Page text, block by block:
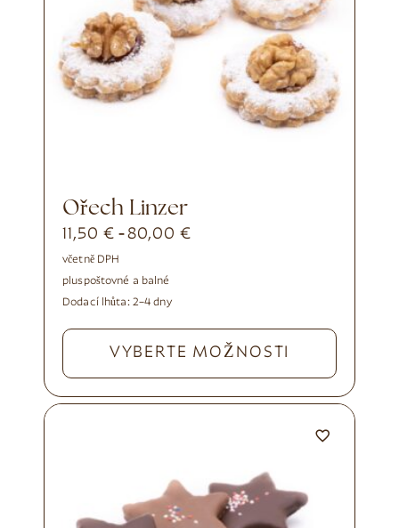
Ořech Linzer
11,50 € -80,00€
včetně DPH
pluspoštovné a balné
Dodací lhůta: 2–4 dny
VYBERTE MOŽNOSTI